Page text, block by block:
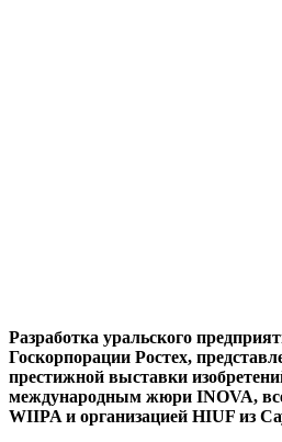
Разработка уральского
Госкорпорации Ростех,
престижной выставки
международным жюри INOVA,
WIIPA и организацией HIUF из